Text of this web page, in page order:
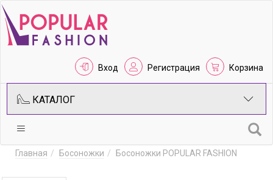
Вход Регистрация Корзина
КАТАЛОГ
Главная Босоножки Босоножки POPULAR FASHION